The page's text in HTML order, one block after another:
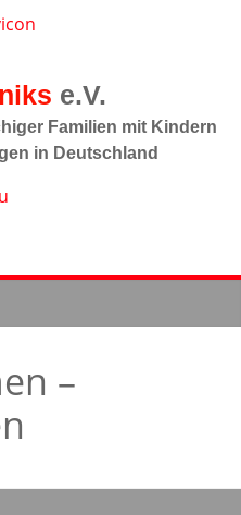
Familien mit Kindern
in Deutschland
–